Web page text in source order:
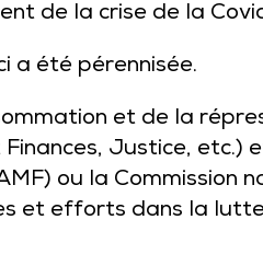
de la crise de la
a été pérennisée.
et de la
Justice, etc.)
ou la Commission
et efforts dans la